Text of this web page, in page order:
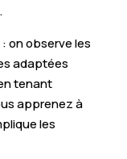
on observe les
adaptées
tenant
apprenez à
les